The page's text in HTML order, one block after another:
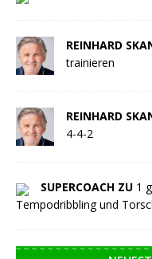
REINHARD
trainieren
REINHARD
4-4-2
SUPERCOACH ZU 1
Tempodribbling und